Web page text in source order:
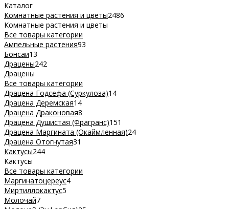
Каталог
Комнатные растения и цветы2486
Комнатные растения и цветы
Все товары категории
Ампельные растения93
Бонсаи13
Драцены242
Драцены
Все товары категории
Драцена Годсефа (Суркулоза)14
Драцена Деремская14
Драцена Драконовая8
Драцена Душистая (Фрагранс)151
Драцена Маргината (Окаймленная)24
Драцена Отогнутая31
Кактусы244
Кактусы
Все товары категории
Маргинатоцереус4
Миртиллокактус5
Молочай7